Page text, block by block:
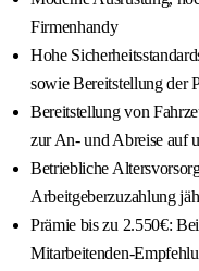
Firmenhandy
Hohe
sowie Bereitstellung der
Bereitstellung von
zur An- und Abreise auf
Betriebliche
Arbeitgeberzuzahlung
Prämie bis zu 2.550€:
Mitarbeitenden-